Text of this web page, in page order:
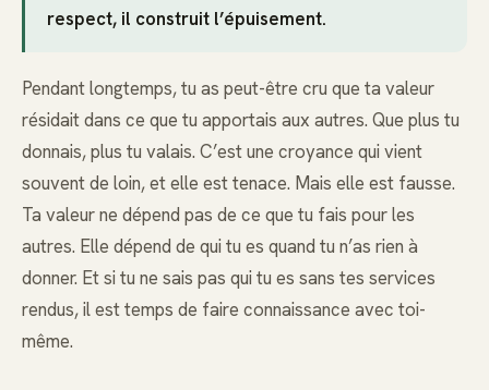
respect, il construit l’épuisement.
Pendant longtemps, tu as peut-être cru que ta valeur
résidait dans ce que tu apportais aux autres. Que plus tu
donnais, plus tu valais. C’est une croyance qui vient
souvent de loin, et elle est tenace. Mais elle est fausse.
Ta valeur ne dépend pas de ce que tu fais pour les
autres. Elle dépend de qui tu es quand tu n’as rien à
donner. Et si tu ne sais pas qui tu es sans tes services
rendus, il est temps de faire connaissance avec toi-
même.